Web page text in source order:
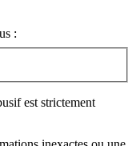
:
est strictement